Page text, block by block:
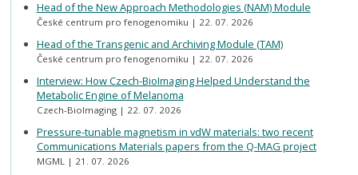
Head of the New Approach Methodologies (NAM) Module
České centrum pro fenogenomiku 22. 07. 2026
Head of the Transgenic and Archiving Module (TAM)
České centrum pro fenogenomiku 22. 07. 2026
Interview: How Czech-BioImaging Helped Understand the
Metabolic Engine of Melanoma
Czech-BioImaging 22. 07. 2026
Pressure-tunable magnetism in vdW materials: two recent
Communications Materials papers from the Q-MAG project
MGML 21. 07. 2026